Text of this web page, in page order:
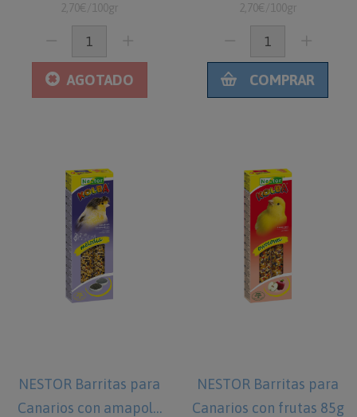
2,70€/100gr
AGOTADO
2,70€/100gr
COMPRAR
NESTOR Barritas para
Canarios con amapola
NESTOR Barritas para
Canarios con frutas 85g